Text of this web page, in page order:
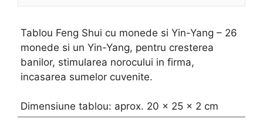
Tablou Feng Shui cu monede si Yin-Yang – 26
monede si un Yin-Yang, pentru cresterea
banilor, stimularea norocului in firma,
incasarea sumelor cuvenite.
Dimensiune tablou: aprox. 20 x 25 x 2 cm